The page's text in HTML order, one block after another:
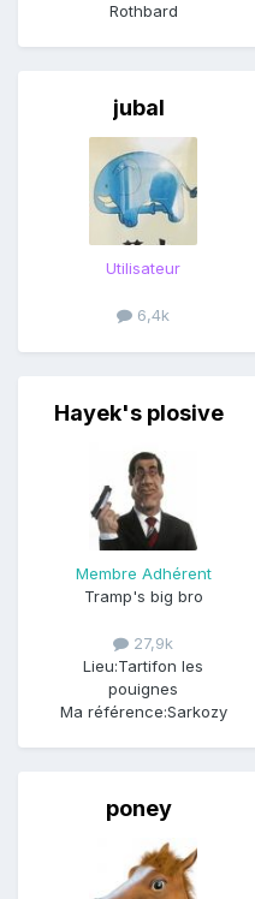
Rothbard
jubal
Utilisateur
6,4k
Hayek's plosive
Membre Adhérent
Tramp's big bro
27,9k
Lieu:Tartifon les
pouignes
Ma référence:Sarkozy
poney